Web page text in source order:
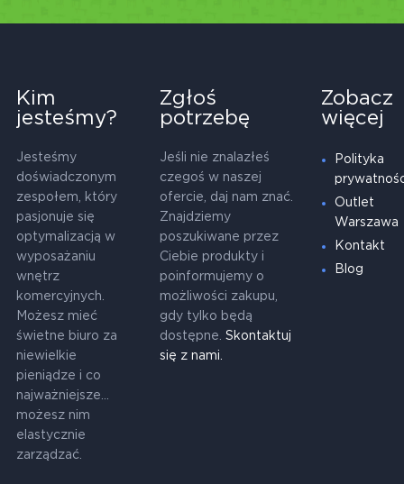
Kim
jesteśmy?
Jesteśmy
doświadczonym
zespołem, który
pasjonuje się
optymalizacją w
wyposażaniu
wnętrz
komercyjnych.
Możesz mieć
świetne biuro za
niewielkie
pieniądze i co
najważniejsze...
możesz nim
elastycznie
zarządzać.
Zgłoś
potrzebę
Jeśli nie znalazłeś
czegoś w naszej
ofercie, daj nam znać.
Znajdziemy
poszukiwane przez
Ciebie produkty i
poinformujemy o
możliwości zakupu,
gdy tylko będą
dostępne. Skontaktuj
się z nami.
Zobacz
więcej
Polityka
Outlet
Warszawa
Kontakt
Blog